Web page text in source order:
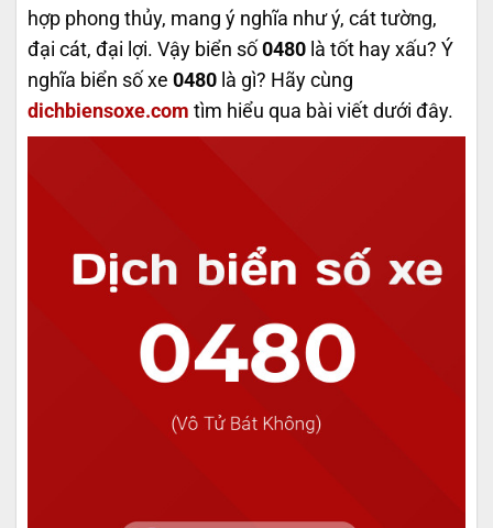
hợp phong thủy, mang ý nghĩa như ý, cát tường,
đại cát, đại lợi. Vậy biển số 0480 là tốt hay xấu? Ý
nghĩa biển số xe 0480 là gì? Hãy cùng
dichbiensoxe.com tìm hiểu qua bài viết dưới đây.